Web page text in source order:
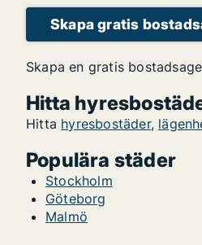
Skapa gratis
Skapa en gratis
Hitta
Hitta hyresbostäder,
Populära städer
Stockholm
Göteborg
Malmö